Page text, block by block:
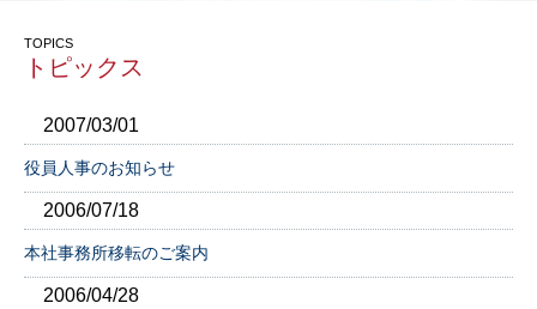
TOPICS
トピックス
2007/03/01
役員人事のお知らせ
2006/07/18
本社事務所移転のご案内
2006/04/28